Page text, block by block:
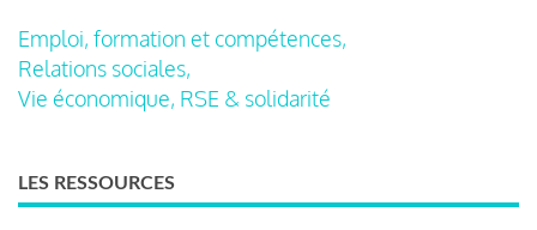
Emploi, formation et compétences,
Relations sociales,
Vie économique, RSE & solidarité
LES RESSOURCES